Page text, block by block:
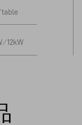
table
⁄ 12kW